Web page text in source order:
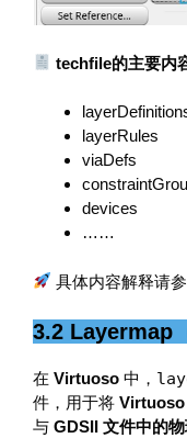
techfile的主要内
layerRules
viaDefs
devices
……
具体内容解释请
3.2 Layermap
在 Virtuoso 中，
件，用于将 Virtuoso
与 GDSII 文件中的